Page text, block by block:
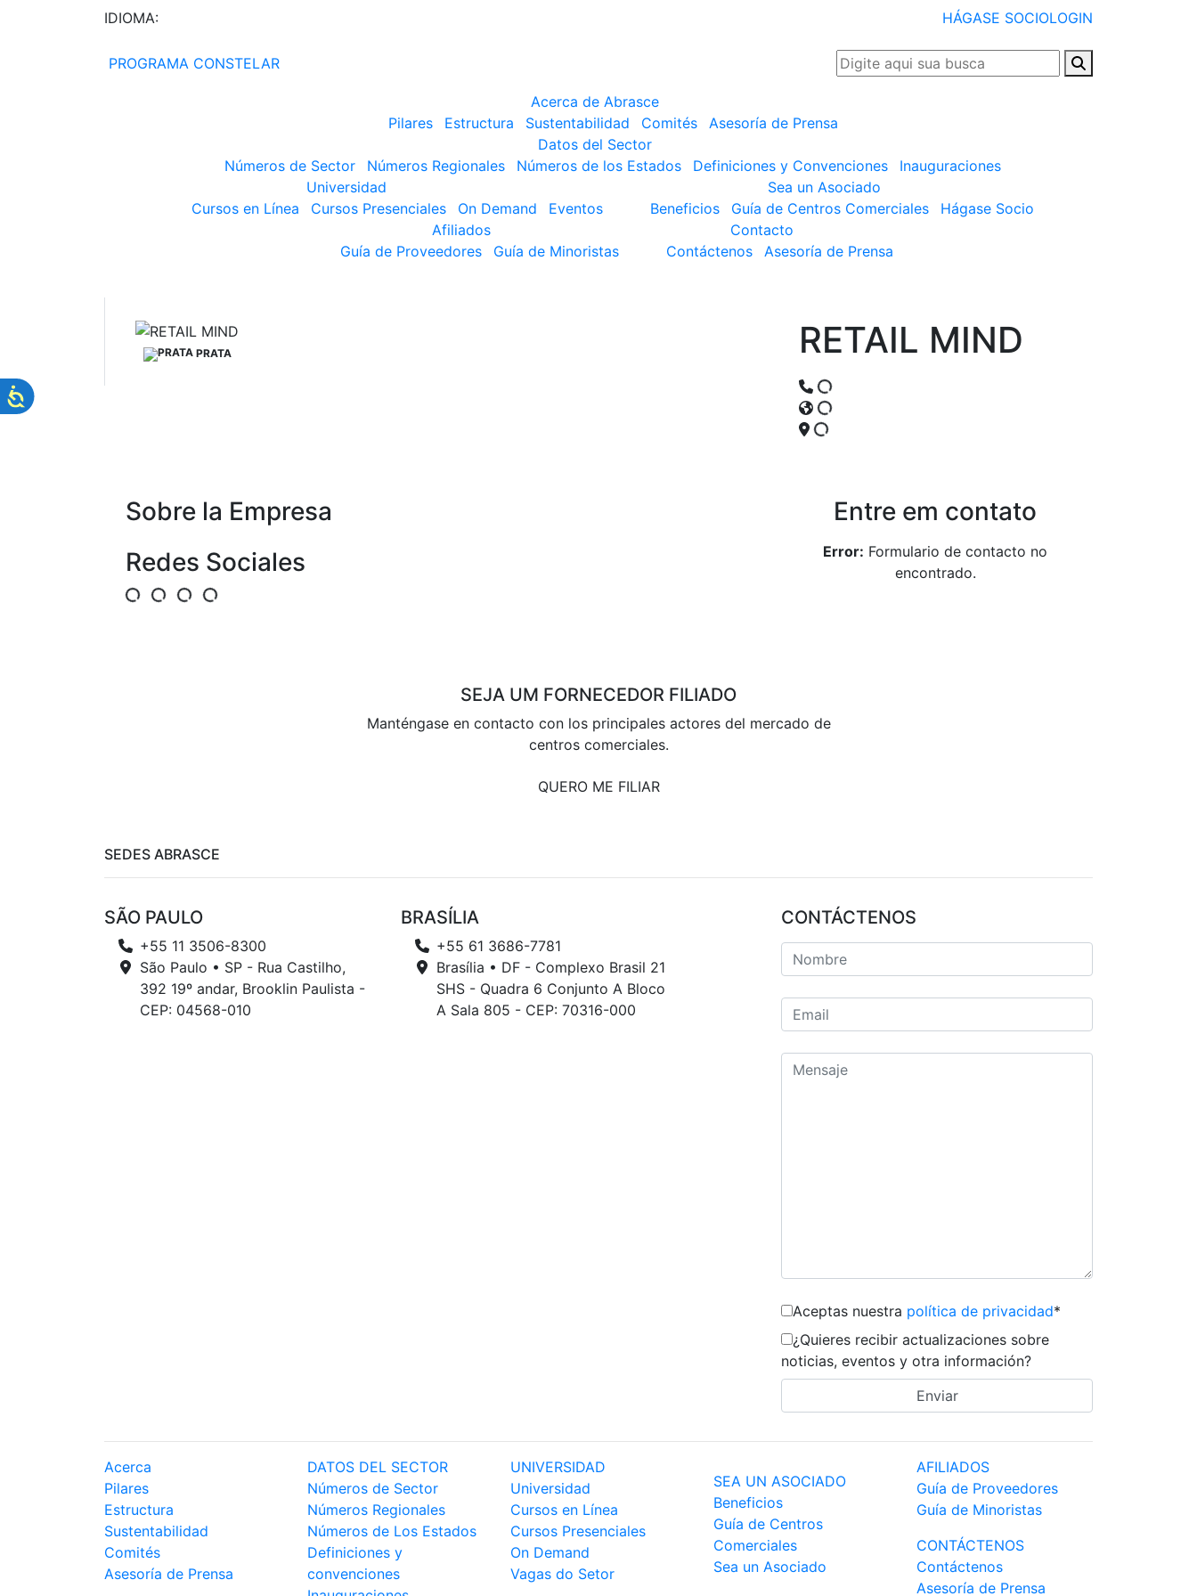
IDIOMA: HÁGASE SOCIOLOGIN
PROGRAMA CONSTELAR
Acerca de Abrasce
Pilares
Estructura Sustentabilidad Comités
Asesoría de Prensa
Datos del Sector
Números de Sector
Números Regionales Números de los Estados Definiciones y Convenciones
Inauguraciones
Universidad
Cursos en Línea
Cursos Presenciales On Demand Eventos
Sea un Asociado
Beneficios
Guía de Centros Comerciales
Hágase Socio
Afiliados
Guía de Proveedores
Guía de Minoristas
Contacto
Contáctenos
Asesoría de Prensa
PRATA RETAIL MIND
Sobre la Empresa
Redes Sociales
Entre em contato
Error: Formulario de contacto no
encontrado.
SEJA UM FORNECEDOR FILIADO
Manténgase en contacto con los principales actores del mercado de
centros comerciales.
QUERO ME FILIAR
SEDES ABRASCE
SÃO PAULO
+55 11 3506-8300
São Paulo • SP - Rua Castilho,
392 19º andar, Brooklin Paulista -
CEP: 04568-010
BRASÍLIA
+55 61 3686-7781
Brasília • DF - Complexo Brasil 21
SHS - Quadra 6 Conjunto A Bloco
A Sala 805 - CEP: 70316-000
CONTÁCTENOS
Aceptas nuestra política de privacidad*
¿Quieres recibir actualizaciones sobre
noticias, eventos y otra información?
Acerca
Pilares
Estructura
Sustentabilidad
Comités
Asesoría de Prensa
DATOS DEL SECTOR
Números de Sector
Números Regionales
Números de Los Estados
Definiciones y
convenciones
UNIVERSIDAD
Universidad
Cursos en Línea
Cursos Presenciales
On Demand
Vagas do Setor
SEA UN ASOCIADO
Beneficios
Guía de Centros
Comerciales
Sea un Asociado
AFILIADOS
Guía de Proveedores
Guía de Minoristas
CONTÁCTENOS
Contáctenos
Asesoría de Prensa